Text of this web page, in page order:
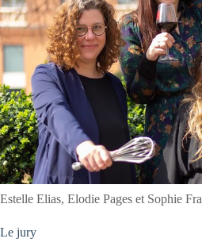
Estelle Elias, Elodie Pages et Sophie
Le jury